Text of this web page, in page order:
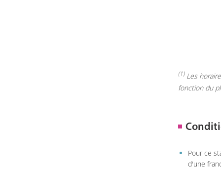
(1)Les
fonction du
Pour ce
d'une